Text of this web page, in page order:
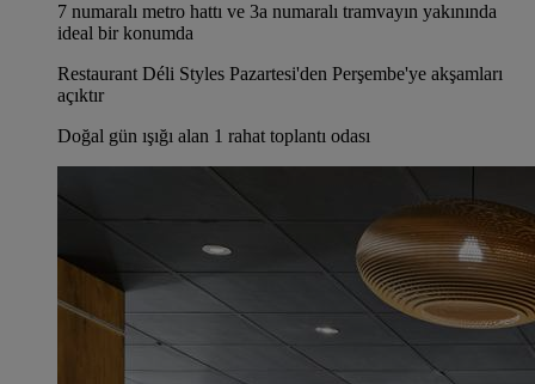
7 numaralı metro hattı ve 3a numaralı tramvayın yakınında
ideal bir konumda
Restaurant Déli Styles Pazartesi'den Perşembe'ye akşamları
açıktır
Doğal gün ışığı alan 1 rahat toplantı odası